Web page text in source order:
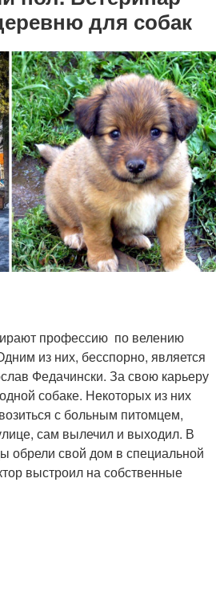
для собак
профессию по велению
из них, бесспорно, является
Федачински. За свою карьеру
собаке. Некоторых из них
с больным питомцем,
сам вылечил и выходил. В
обрели свой дом в специальной
выстроил на собственные